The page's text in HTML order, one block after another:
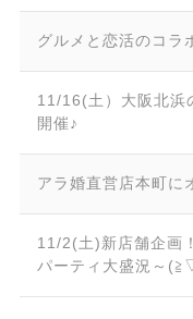
グルメと恋活のコラ
11/16(土）大阪北浜
開催♪
アラ婚直営店本町に
11/2(土)新店舗企画
パーティ大盛況～